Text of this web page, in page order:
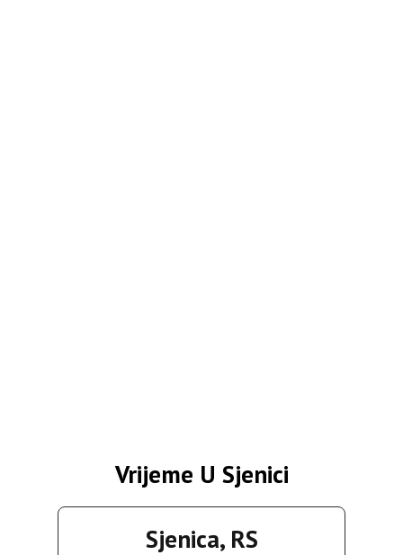
Vrijeme U Sjenici
Sjenica, RS